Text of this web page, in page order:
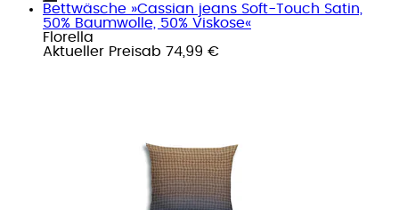
Bettwäsche »Cassian jeans Soft-Touch Satin,
50% Baumwolle, 50% Viskose«
Florella
Aktueller Preisab 74,99 €